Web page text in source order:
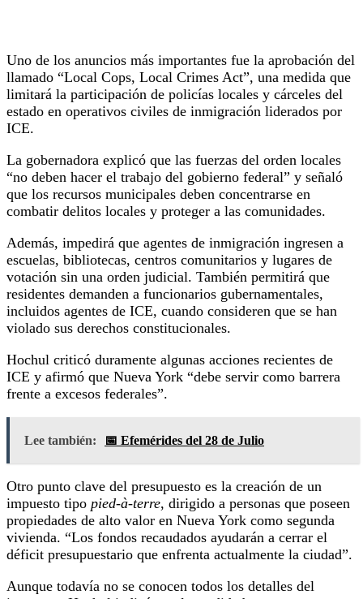
Uno de los anuncios más importantes fue la aprobación del
llamado “Local Cops, Local Crimes Act”, una medida que
limitará la participación de policías locales y cárceles del
estado en operativos civiles de inmigración liderados por
ICE.
La gobernadora explicó que las fuerzas del orden locales
“no deben hacer el trabajo del gobierno federal” y señaló
que los recursos municipales deben concentrarse en
combatir delitos locales y proteger a las comunidades.
Además, impedirá que agentes de inmigración ingresen a
escuelas, bibliotecas, centros comunitarios y lugares de
votación sin una orden judicial. También permitirá que
residentes demanden a funcionarios gubernamentales,
incluidos agentes de ICE, cuando consideren que se han
violado sus derechos constitucionales.
Hochul criticó duramente algunas acciones recientes de
ICE y afirmó que Nueva York “debe servir como barrera
frente a excesos federales”.
Lee también: 📅 Efemérides del 28 de Julio
Otro punto clave del presupuesto es la creación de un
impuesto tipo pied-à-terre, dirigido a personas que poseen
propiedades de alto valor en Nueva York como segunda
vivienda. “Los fondos recaudados ayudarán a cerrar el
déficit presupuestario que enfrenta actualmente la ciudad”.
Aunque todavía no se conocen todos los detalles del